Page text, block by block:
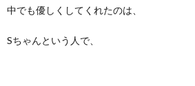
中でも優しくしてくれたのは、
Sちゃんという人で、